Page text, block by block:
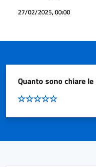
27/02/2025, 00:00
Quanto sono chiare